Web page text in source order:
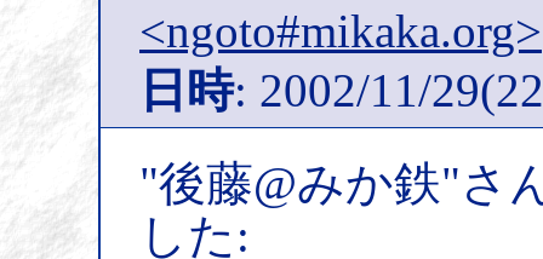
<ngoto#mikaka.org>
日時: 2002/11/
"後藤@みか鉄"さ
した: